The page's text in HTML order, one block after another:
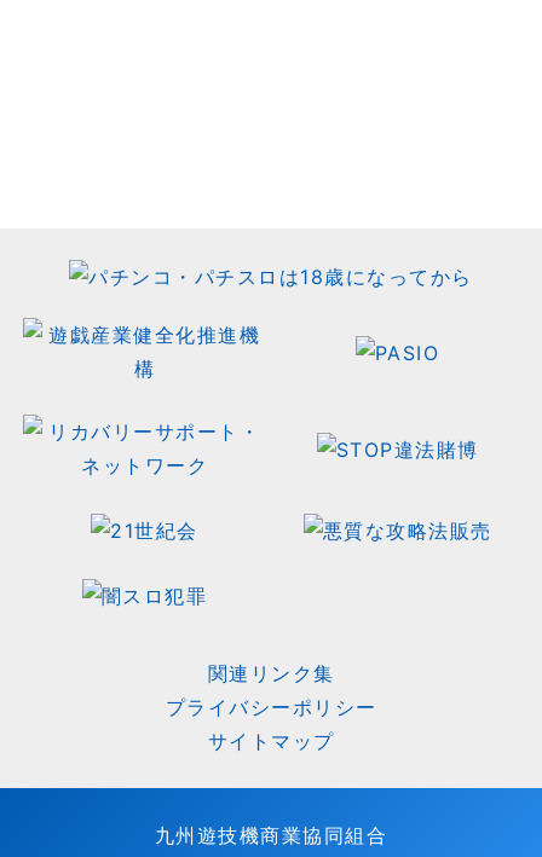
関連リンク集
プライバシーポリシー
サイトマップ
九州遊技機商業協同組合